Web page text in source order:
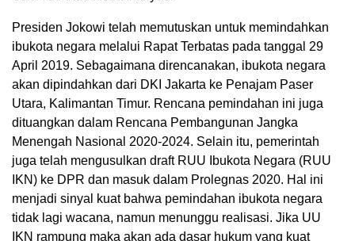
Presiden Jokowi telah memutuskan untuk memindahkan
ibukota negara melalui Rapat Terbatas pada tanggal 29
April 2019. Sebagaimana direncanakan, ibukota negara
akan dipindahkan dari DKI Jakarta ke Penajam Paser
Utara, Kalimantan Timur. Rencana pemindahan ini juga
dituangkan dalam Rencana Pembangunan Jangka
Menengah Nasional 2020-2024. Selain itu, pemerintah
juga telah mengusulkan draft RUU Ibukota Negara (RUU
IKN) ke DPR dan masuk dalam Prolegnas 2020. Hal ini
menjadi sinyal kuat bahwa pemindahan ibukota negara
tidak lagi wacana, namun menunggu realisasi. Jika UU
IKN rampung maka akan ada dasar hukum yang kuat